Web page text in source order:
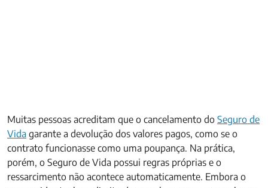
Muitas pessoas acreditam que o cancelamento do Seguro de
Vida garante a devolução dos valores pagos, como se o
contrato funcionasse como uma poupança. Na prática,
porém, o Seguro de Vida possui regras próprias e o
ressarcimento não acontece automaticamente. Embora o